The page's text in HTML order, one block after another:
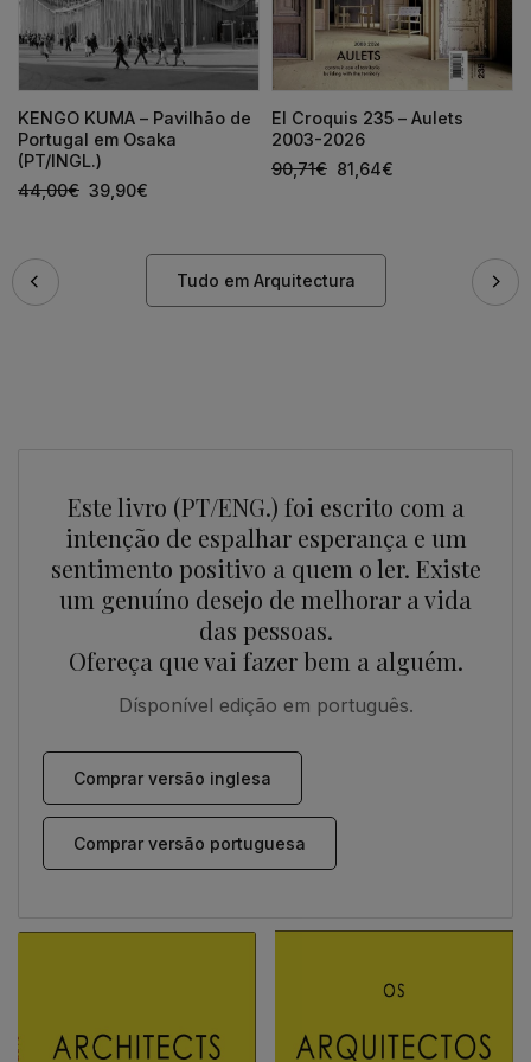
KENGO KUMA – Pavilhão de
Portugal em Osaka
(PT/INGL.)
44,00€ 39,90€
El Croquis 235 – Aulets
2003-2026
90,71€ 81,64€
Tudo em Arquitectura
Este livro (PT/ENG.) foi escrito com a
intenção de espalhar esperança e um
sentimento positivo a quem o ler. Existe
um genuíno desejo de melhorar a vida
das pessoas.
Ofereça que vai fazer bem a alguém.
Dísponível edição em português.
Comprar versão inglesa
Comprar versão portuguesa